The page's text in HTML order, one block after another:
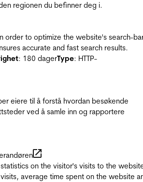
regionen du befinner deg i.
order to optimize the website's search-
accurate and fast search results.
: 180 dagerType: HTTP-
eiere til å forstå hvordan besøkende
ved å samle inn og rapportere
on the visitor's visits to the
average time spent on the website